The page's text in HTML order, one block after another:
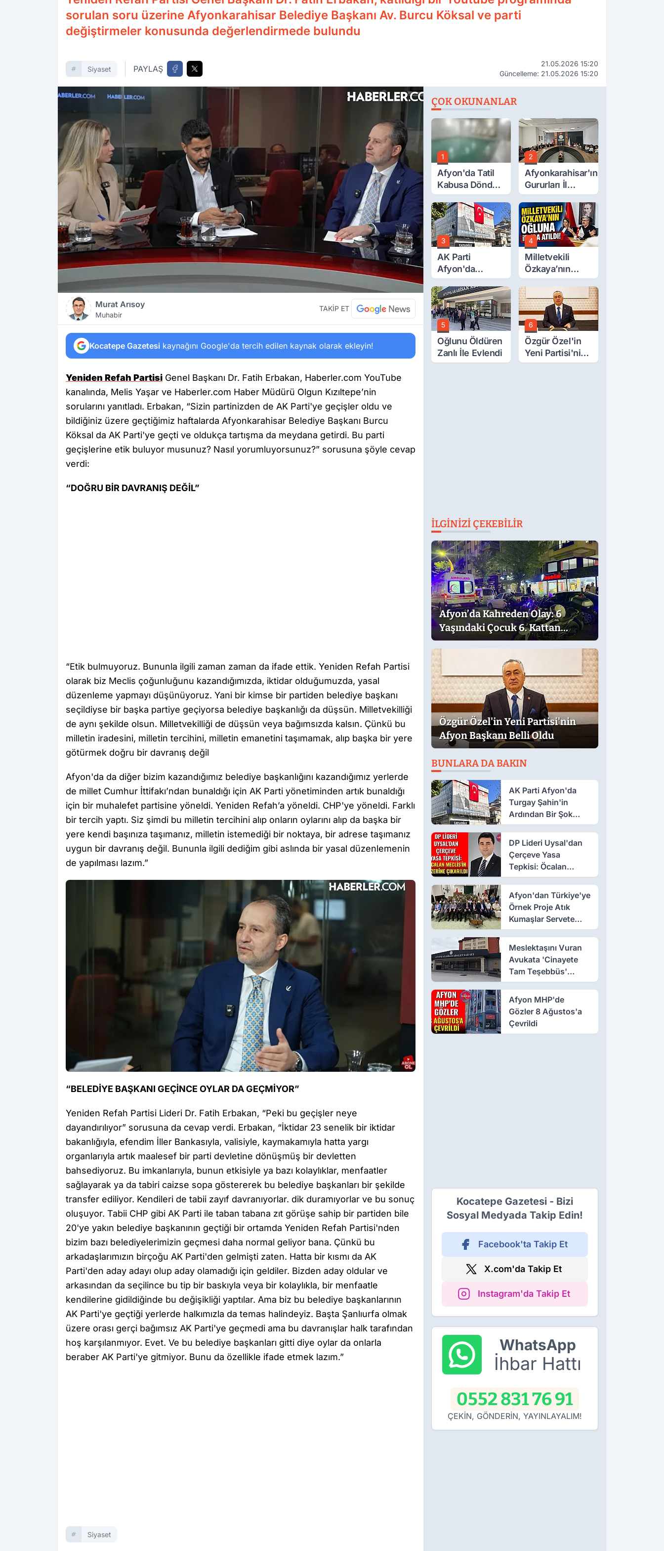
sorulan soru üzerine Afyonkarahisar Belediye Başkanı Av. Burcu Köksal ve parti
değiştirmeler konusunda değerlendirmede bulundu
Siyaset PAYLAŞ
21.05.2026 15:20
Güncelleme: 21.05.2026 15:20
Murat Arısoy
Muhabir
TAKİP ET
Kocatepe Gazetesi kaynağını Google'da tercih edilen kaynak olarak ekleyin!
Yeniden Refah Partisi Genel Başkanı Dr. Fatih Erbakan, Haberler.com YouTube
kanalında, Melis Yaşar ve Haberler.com Haber Müdürü Olgun Kızıltepe’nin
sorularını yanıtladı. Erbakan, “Sizin partinizden de AK Parti'ye geçişler oldu ve
bildiğiniz üzere geçtiğimiz haftalarda Afyonkarahisar Belediye Başkanı Burcu
Köksal da AK Parti'ye geçti ve oldukça tartışma da meydana getirdi. Bu parti
geçişlerine etik buluyor musunuz? Nasıl yorumluyorsunuz?” sorusuna şöyle cevap
verdi:
“DOĞRU BİR DAVRANIŞ DEĞİL”
“Etik bulmuyoruz. Bununla ilgili zaman zaman da ifade ettik. Yeniden Refah Partisi
olarak biz Meclis çoğunluğunu kazandığımızda, iktidar olduğumuzda, yasal
düzenleme yapmayı düşünüyoruz. Yani bir kimse bir partiden belediye başkanı
seçildiyse bir başka partiye geçiyorsa belediye başkanlığı da düşsün. Milletvekilliği
de aynı şekilde olsun. Milletvekilliği de düşsün veya bağımsızda kalsın. Çünkü bu
milletin iradesini, milletin tercihini, milletin emanetini taşımamak, alıp başka bir yere
götürmek doğru bir davranış değil
Afyon'da da diğer bizim kazandığımız belediye başkanlığını kazandığımız yerlerde
de millet Cumhur İttifakı’ndan bunaldığı için AK Parti yönetiminden artık bunaldığı
için bir muhalefet partisine yöneldi. Yeniden Refah’a yöneldi. CHP'ye yöneldi. Farklı
bir tercih yaptı. Siz şimdi bu milletin tercihini alıp onların oylarını alıp da başka bir
yere kendi başınıza taşımanız, milletin istemediği bir noktaya, bir adrese taşımanız
uygun bir davranış değil. Bununla ilgili dediğim gibi aslında bir yasal düzenlemenin
de yapılması lazım.”
“BELEDİYE BAŞKANI GEÇİNCE OYLAR DA GEÇMİYOR”
Yeniden Refah Partisi Lideri Dr. Fatih Erbakan, “Peki bu geçişler neye
dayandırılıyor” sorusuna da cevap verdi. Erbakan, “İktidar 23 senelik bir iktidar
bakanlığıyla, efendim İller Bankasıyla, valisiyle, kaymakamıyla hatta yargı
organlarıyla artık maalesef bir parti devletine dönüşmüş bir devletten
bahsediyoruz. Bu imkanlarıyla, bunun etkisiyle ya bazı kolaylıklar, menfaatler
sağlayarak ya da tabiri caizse sopa göstererek bu belediye başkanları bir şekilde
transfer ediliyor. Kendileri de tabii zayıf davranıyorlar. dik duramıyorlar ve bu sonuç
oluşuyor. Tabii CHP gibi AK Parti ile taban tabana zıt görüşe sahip bir partiden bile
20'ye yakın belediye başkanının geçtiği bir ortamda Yeniden Refah Partisi'nden
bizim bazı belediyelerimizin geçmesi daha normal geliyor bana. Çünkü bu
arkadaşlarımızın birçoğu AK Parti'den gelmişti zaten. Hatta bir kısmı da AK
Parti'den aday adayı olup aday olamadığı için geldiler. Bizden aday oldular ve
arkasından da seçilince bu tip bir baskıyla veya bir kolaylıkla, bir menfaatle
kendilerine gidildiğinde bu değişikliği yaptılar. Ama biz bu belediye başkanlarının
AK Parti'ye geçtiği yerlerde halkımızla da temas halindeyiz. Başta Şanlıurfa olmak
üzere orası gerçi bağımsız AK Parti'ye geçmedi ama bu davranışlar halk tarafından
hoş karşılanmıyor. Evet. Ve bu belediye başkanları gitti diye oylar da onlarla
beraber AK Parti'ye gitmiyor. Bunu da özellikle ifade etmek lazım.”
Siyaset
ÇOK OKUNANLAR
1
Afyon'da Tatil
Kabusa Döndü,
Acı Son!
2
Afyonkarahisar'ın
Gururları İl
Müdürüyle
Buluştu
3
AK Parti
Afyon'da
Turgay Şahin'in
Ardından Bir
Şok Daha!
4
Milletvekili
Özkaya’nın
Oğluna İftira
Atıldı
5
Oğlunu Öldüren
Zanlı İle Evlendi
6
Özgür Özel'in
Yeni Partisi'nin
Afyon Başkanı
İLGINIZI ÇEKEBILIR
Afyon’da Kahreden Olay: 6
Yaşındaki Çocuk 6. Kattan
Düştü
Özgür Özel'in Yeni Partisi'nin
Afyon Başkanı Belli Oldu
BUNLARA DA BAKIN
AK Parti Afyon'da
Turgay Şahin'in
Ardından Bir Şok
Daha!
DP Lideri Uysal'dan
Çerçeve Yasa
Tepkisi: Öcalan
Meclis'in Üzerine
Çıkarıldı
Afyon'dan Türkiye'ye
Örnek Proje Atık
Kumaşlar Servete
Dönüştü!
Meslektaşını Vuran
Avukata 'Cinayete
Tam Teşebbüs'
Suçlaması
Afyon MHP'de
Gözler 8 Ağustos'a
Çevrildi
Kocatepe Gazetesi - Bizi
Sosyal Medyada Takip Edin!
Facebook'ta Takip Et
X.com'da Takip Et
Instagram'da Takip Et
WhatsApp
İhbar Hattı
0552 831 76 91
ÇEKİN, GÖNDERİN, YAYINLAYALIM!